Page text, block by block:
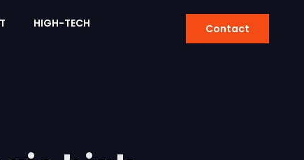
HIGH-TECH Contact